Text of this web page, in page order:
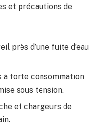
et précautions de
près d’une fuite d’eau
à forte consommation
sous tension.
et chargeurs de